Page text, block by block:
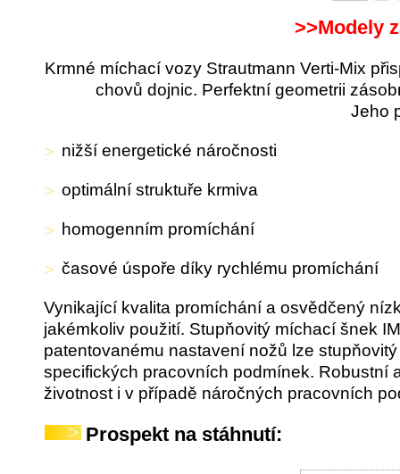
>>Modely
Krmné míchací vozy Strautmann Verti-Mix
chovů dojnic. Perfektní geometrii
Jeho
nižší energetické náročnosti
optimální struktuře krmiva
homogenním promíchání
časové úspoře díky rychlému promíchání
Vynikající kvalita promíchání a osvědčený
jakémkoliv použití. Stupňovitý míchací šnek
patentovanému nastavení nožů lze
specifických pracovních podmínek. Robustní
životnost i v případě náročných pracovních
Prospekt na stáhnutí: